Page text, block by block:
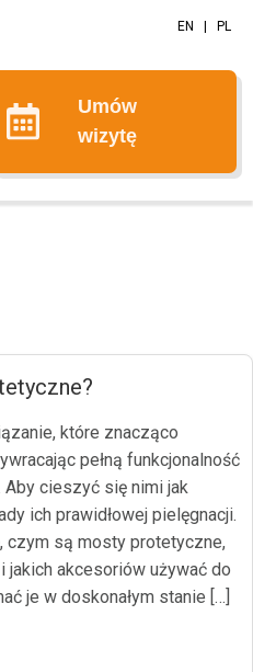
EN PL
Umów
wizytę
które znacząco
pełną funkcjonalność
cieszyć się nimi jak
ich prawidłowej pielęgnacji.
czym są mosty protetyczne,
jakich akcesoriów używać do
je w doskonałym stanie […]